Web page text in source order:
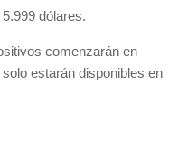
5.999 dólares.
comenzarán en
estarán disponibles en